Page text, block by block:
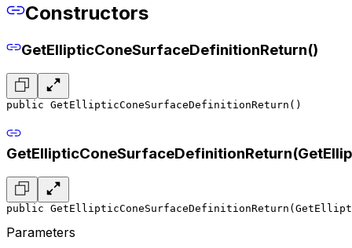
Constructors
GetEllipticConeSurfaceDefinitionReturn()
public GetEllipticConeSurfaceDefinitionReturn()
public
Parameters